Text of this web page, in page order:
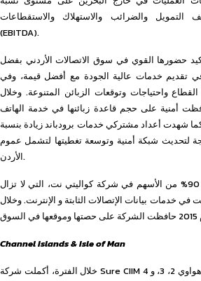
التمويل والضرائب والاستهلاك والاستقطاعات
(EBITDA).
حضورها القوي في سوق الاتصالات الأردني بفضل
في تقديم خدمات عالية الجودة مع أفضل قيمة، وفي
واحتياجات وتوقعات الزبائن المتنوعة. وخلال
من عام 2015، حافظت أمنية على حجم قاعدة زبائنها في خدمة الهاتف
أكثرمن 2.7 مليون. كما شهدت أعداد مشتركي خدمات برودباند زيادة بنسبة
لتحديث شبكة أمنية وتوسعة تغطيتها لتشمل عموم
الأردن.
تمتلك مجموعة بتلكو 90% من الأسهم في شركة كواليتي نت، التي لا تزال
خدمات بيانات الإتصالات الثابتة و الإنترنت. وخلال
Channel Islands & Isle of Man
خلال الفترة، أكملت شركة Sure CIIM نشر شبكة هواوي 2، 3، و 4G الجديدة في Isle